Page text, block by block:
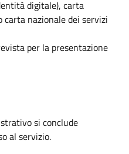
digitale), carta
carta nazionale dei servizi
per la presentazione
si conclude
al servizio.